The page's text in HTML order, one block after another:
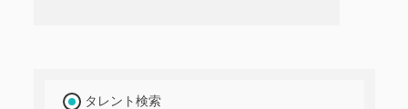
タレント検索